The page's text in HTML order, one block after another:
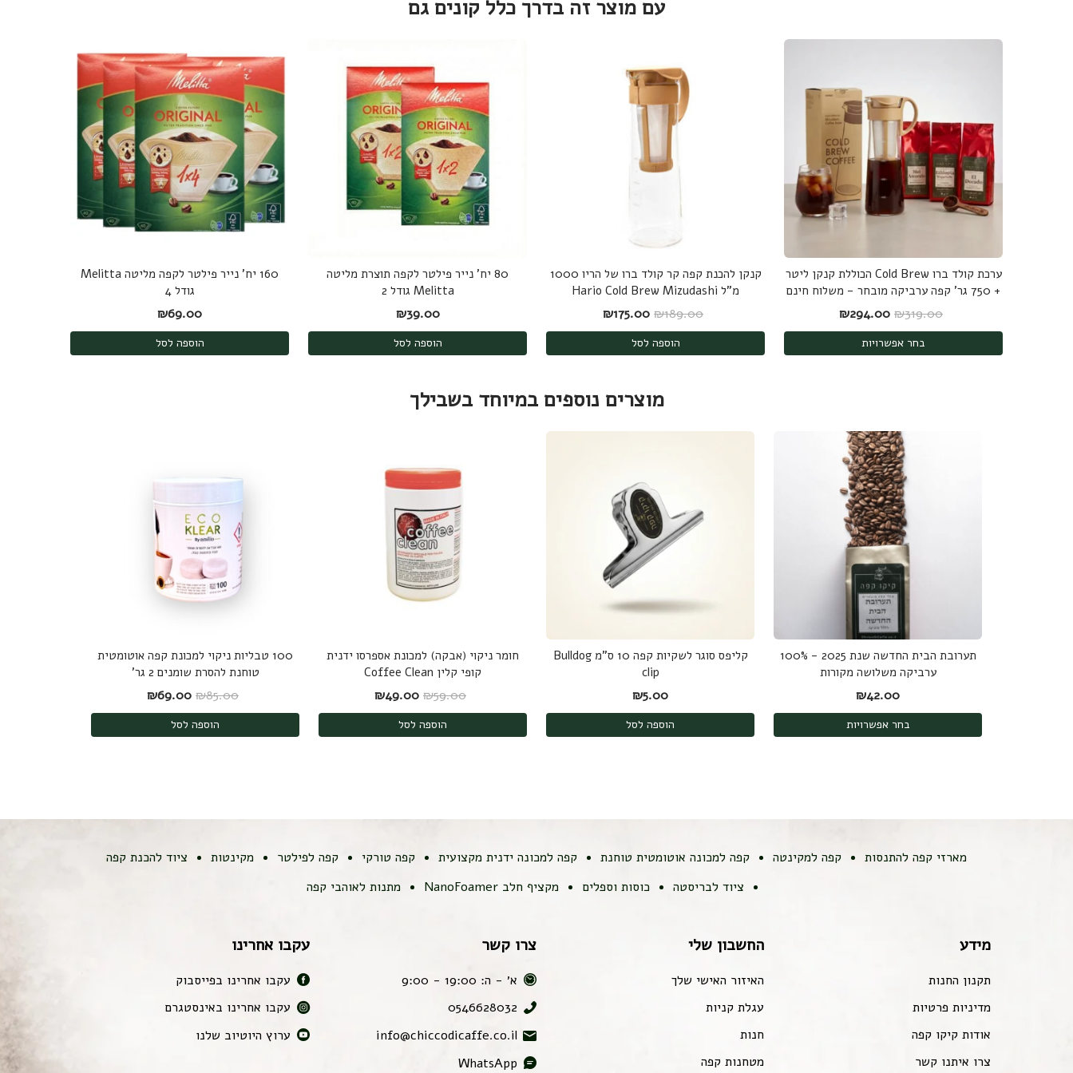
עם מוצר זה בדרך כלל קונים גם
ערכת קולד ברו Cold Brew הכוללת קנקן ליטר
+ 750 גר' קפה ערביקה מובחר - משלוח חינם
₪319.00 המחיר המקורי היה: ₪319.00.
₪294.00 המחיר הנוכחי הוא: ₪294.00.
בחר אפשרויות
קנקן להכנת קפה קר קולד ברו של הריו 1000
מ"ל Hario Cold Brew Mizudashi
₪189.00 המחיר המקורי היה: ₪189.00.
₪175.00 המחיר הנוכחי הוא: ₪175.00.
הוספה לסל
80 יח' נייר פילטר לקפה תוצרת מליטה
Melitta גודל 2
₪39.00
הוספה לסל
160 יח' נייר פילטר לקפה מליטה Melitta
גודל 4
₪69.00
הוספה לסל
מוצרים נוספים במיוחד בשבילך
תערובת הבית החדשה שנת 2025 - 100%
ערביקה משלושה מקורות
₪42.00
בחר אפשרויות
קליפס סוגר לשקיות קפה 10 ס"מ Bulldog
clip
₪5.00
הוספה לסל
חומר ניקוי (אבקה) למכונת אספרסו ידנית
קופי קלין Coffee Clean
₪59.00 המחיר המקורי היה: ₪59.00.
₪49.00 המחיר הנוכחי הוא: ₪49.00.
הוספה לסל
100 טבליות ניקוי למכונת קפה אוטומטית
טוחנת להסרת שומנים 2 גר'
₪85.00 המחיר המקורי היה: ₪85.00.
₪69.00 המחיר הנוכחי הוא: ₪69.00.
הוספה לסל
מארזי קפה להתנסות קפה למקינטה קפה למכונה אוטומטית טוחנת קפה למכונה ידנית מקצועית קפה טורקי קפה לפילטר מקינטות
ציוד להכנת קפה
ציוד לבריסטה
כוסות וספלים מקציף חלב NanoFoamer מתנות לאוהבי קפה
מידע
תקנון החנות
מדיניות פרטיות
אודות קיקו קפה
צרו איתנו קשר
החשבון שלי
האיזור האישי שלך
עגלת קניות
חנות
מטחנות קפה
צרו קשר
א׳ - ה: 19:00 - 9:00
0546628032
info@chiccodicaffe.co.il
WhatsApp
עקבו אחרינו
עקבו אחרינו בפייסבוק
עקבו אחרינו באינסטגרם
ערוץ היוטיוב שלנו